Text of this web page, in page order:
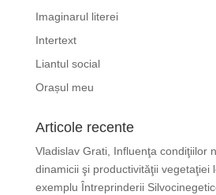
Imaginarul literei
Intertext
Liantul social
Orașul meu
Articole recente
Vladislav Grati, Influenţa condiţiilor
dinamicii şi productivităţii vegetaţiei
exemplu Întreprinderii